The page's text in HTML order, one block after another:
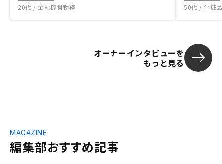
20代 / 金融機関勤務 50代 / 化粧
オーナーインタビューを
もっと見る
編集部おすすめ記事
MAGAZINE